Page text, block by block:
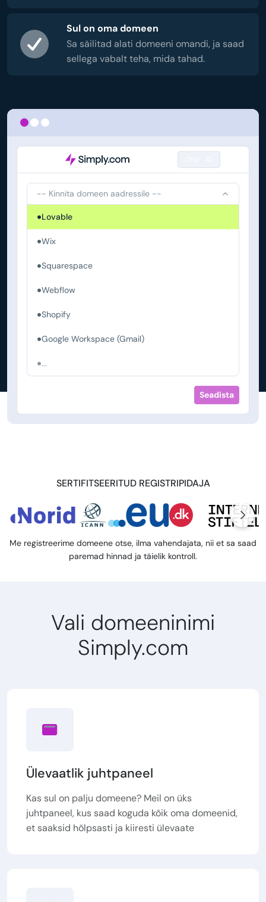
Sul on oma domeen
Sa säilitad alati domeeni omandi, ja saad
sellega vabalt teha, mida tahad.
-- Kinnita domeen aadressile --
Lovable
Wix
Squarespace
Webflow
Shopify
Google Workspace (Gmail)
...
Seadista
SERTIFITSEERITUD REGISTRIPIDAJA
Me registreerime domeene otse, ilma vahendajata, nii et sa saad
paremad hinnad ja täielik kontroll.
Vali domeeninimi
Simply.com
Ülevaatlik juhtpaneel
Kas sul on palju domeene? Meil on üks
juhtpaneel, kus saad koguda kõik oma domeenid,
et saaksid hõlpsasti ja kiiresti ülevaate